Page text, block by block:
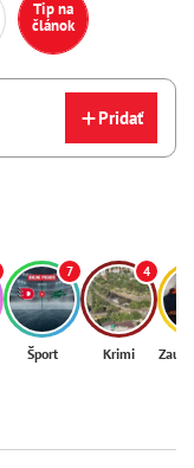
Tip na
článok
Pridať
7
Šport
4
Krimi